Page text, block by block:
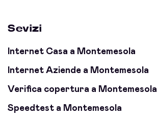
Sevizi
Internet Casa a Montemesola
Internet Aziende a Montemesola
Verifica copertura a Montemesola
Speedtest a Montemesola